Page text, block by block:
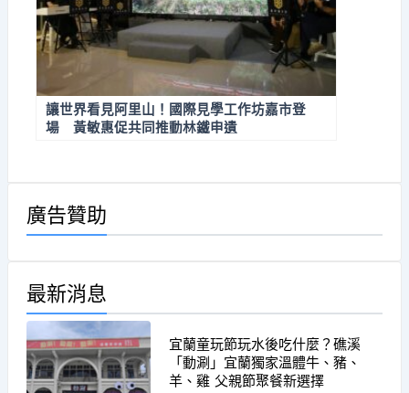
讓世界看見阿里山！國際見學工作坊嘉市登
場 黃敏惠促共同推動林鐵申遺
廣告贊助
最新消息
宜蘭童玩節玩水後吃什麼？礁溪
「動涮」宜蘭獨家溫體牛、豬、
羊、雞 父親節聚餐新選擇